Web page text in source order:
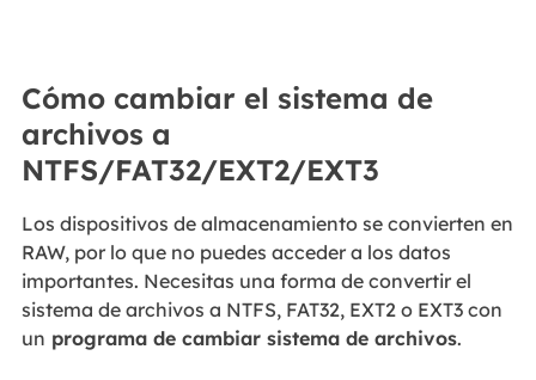
Cómo cambiar el sistema de
archivos a
NTFS/FAT32/EXT2/EXT3
Los dispositivos de almacenamiento se convierten en
RAW, por lo que no puedes acceder a los datos
importantes. Necesitas una forma de convertir el
sistema de archivos a NTFS, FAT32, EXT2 o EXT3 con
un programa de cambiar sistema de archivos.